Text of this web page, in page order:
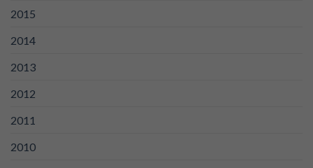
2015
2014
2013
2012
2011
2010